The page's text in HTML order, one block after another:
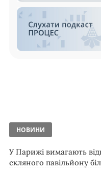
НОВИНИ
У Парижі вимагають
скляного павільйону